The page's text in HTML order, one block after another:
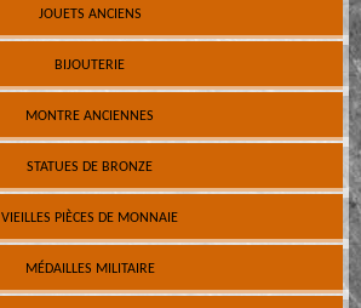
JOUETS ANCIENS
BIJOUTERIE
MONTRE ANCIENNES
STATUES DE BRONZE
VIEILLES PIÈCES DE MONNAIE
MÉDAILLES MILITAIRE